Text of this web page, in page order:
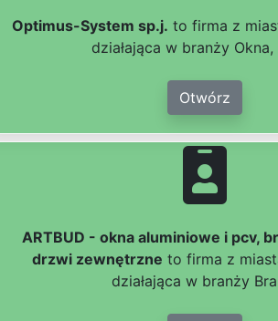
Optimus-System sp.j. to firma z
działająca w branży
Otwórz
ARTBUD - okna aluminiowe i pcv,
drzwi zewnętrzne to firma z
działająca w branży